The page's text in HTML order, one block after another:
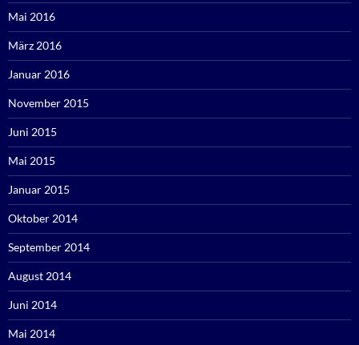
Mai 2016
März 2016
Januar 2016
November 2015
Juni 2015
Mai 2015
Januar 2015
Oktober 2014
September 2014
August 2014
Juni 2014
Mai 2014